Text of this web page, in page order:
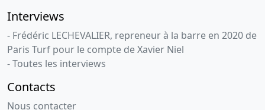
Interviews
- Frédéric LECHEVALIER, repreneur à la barre en 2020 de
Paris Turf pour le compte de Xavier Niel
- Toutes les interviews
Contacts
Nous contacter